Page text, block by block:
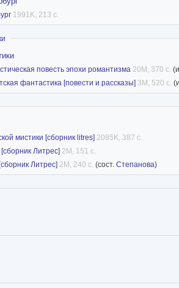
1991K, 213 с.
повесть эпохи романтизма 20M, 370 с.
фантастика [повести и рассказы] 3M, 520 с.
мистики [сборник litres] 2085K, 387 с.
Литрес] 2M, 151 с.
Литрес] 2M, 240 с. (сост. Степанова)